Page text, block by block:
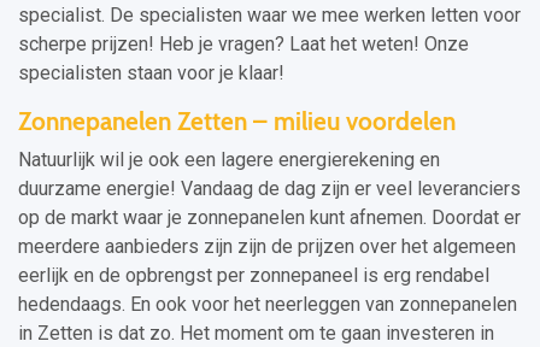
specialist. De specialisten waar we mee werken letten voor
scherpe prijzen! Heb je vragen? Laat het weten! Onze
specialisten staan voor je klaar!
Zonnepanelen Zetten – milieu voordelen
Natuurlijk wil je ook een lagere energierekening en
duurzame energie! Vandaag de dag zijn er veel leveranciers
op de markt waar je zonnepanelen kunt afnemen. Doordat er
meerdere aanbieders zijn zijn de prijzen over het algemeen
eerlijk en de opbrengst per zonnepaneel is erg rendabel
hedendaags. En ook voor het neerleggen van zonnepanelen
in Zetten is dat zo. Het moment om te gaan investeren in